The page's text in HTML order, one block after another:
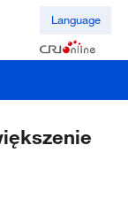
Language